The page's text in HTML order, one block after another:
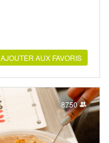
AJOUTER AUX FAVORIS
8750